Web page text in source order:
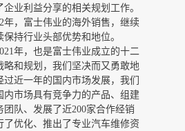
业利益分享的相关规划工作。
年，富士伟业的海外销售，继续
持行业头部优势和地位。
年，也是富士伟业成立的十二
略和规划，我们坚决而又勇敢地
近一年的国内市场发展，我们
内市场具有竞争力的产品、组建
团队、发展了近200家合作经销
了优化、推出了专业汽车维修资